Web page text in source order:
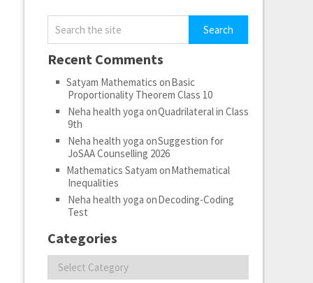
Recent Comments
Satyam Mathematics onBasic
Proportionality Theorem Class 10
Neha health yoga onQuadrilateral in Class
9th
Neha health yoga onSuggestion for
JoSAA Counselling 2026
Mathematics Satyam onMathematical
Inequalities
Neha health yoga onDecoding-Coding
Test
Categories
Categories